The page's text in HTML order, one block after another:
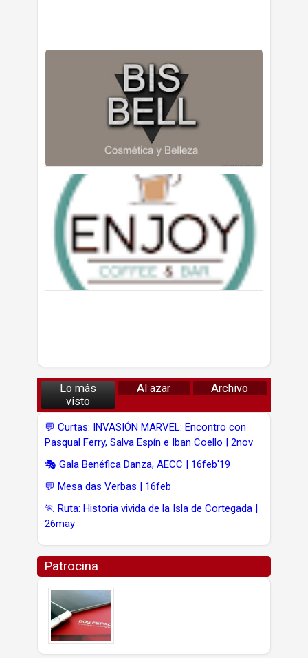
Lo más
visto
Al azar Archivo
💬 Curtas: INVASIÓN MARVEL: Encontro con
Pasqual Ferry, Salva Espín e Iban Coello | 2nov
🎭 Gala Benéfica Danza, AECC | 16feb'19
💬 Mesa das Verbas | 16feb
🏃 Ruta: Historia vivida de la Isla de Cortegada |
26may
Patrocina